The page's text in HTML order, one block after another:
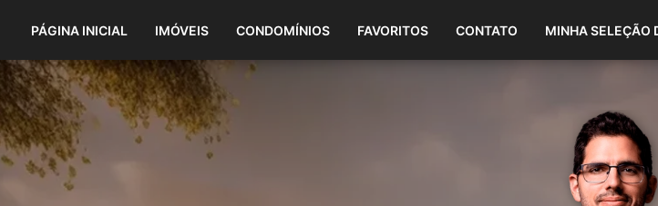
(87) 98808-
PÁGINA INICIAL IMÓVEIS CONDOMÍNIOS FAVORITOS CONTATO MINHA SELEÇÃO